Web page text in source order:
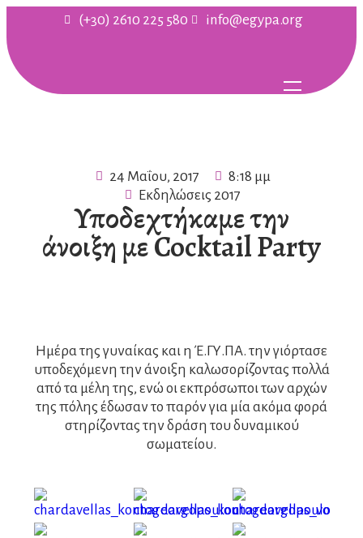
(+30) 2610 225 580 info@egypa.org
24 Μαΐου, 2017
8:18 μμ
Εκδηλώσεις 2017
Υποδεχτήκαμε την
άνοιξη με Cocktail Party
Ημέρα της γυναίκας και η Έ.ΓΥ.ΠΑ. την γιόρτασε
υποδεχόμενη την άνοιξη καλωσορίζοντας πολλά
από τα μέλη της, ενώ οι εκπρόσωποι των αρχών
της πόλης έδωσαν το παρόν για μία ακόμα φορά
στηρίζοντας την δράση του δυναμικού
σωματείου.